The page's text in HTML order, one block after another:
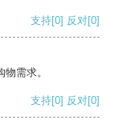
支持[0] 反对[0]
需求。
支持[0] 反对[0]